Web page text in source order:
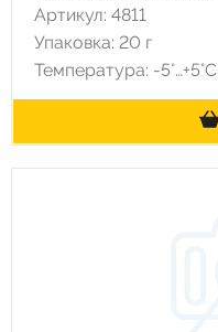
Артикул: 4811
Упаковка: 20 г
Температура: -5°…+5°C